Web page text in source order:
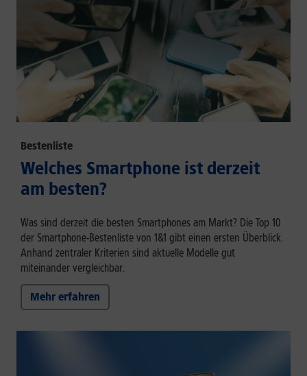
Bestenliste
Welches Smartphone ist derzeit
am besten?
Was sind derzeit die besten Smartphones am Markt? Die Top 10
der Smartphone-Bestenliste von 1&1 gibt einen ersten Überblick.
Anhand zentraler Kriterien sind aktuelle Modelle gut
miteinander vergleichbar.
Mehr erfahren